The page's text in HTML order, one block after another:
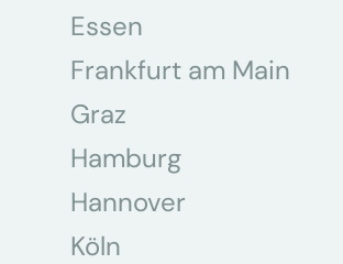
Essen
Frankfurt am Main
Graz
Hamburg
Hannover
Köln